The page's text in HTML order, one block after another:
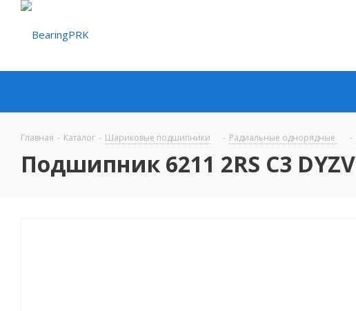
Главная - Каталог - Шариковые подшипники - Радиальные однорядные -
Подшипник 6211 2RS C3 DYZV